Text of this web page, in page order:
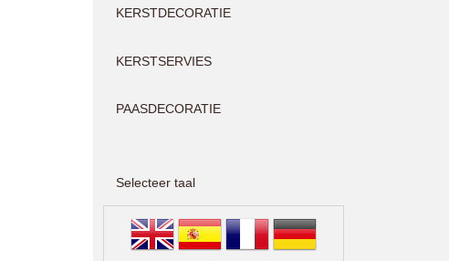
KERSTDECORATIE
KERSTSERVIES
PAASDECORATIE
Selecteer taal